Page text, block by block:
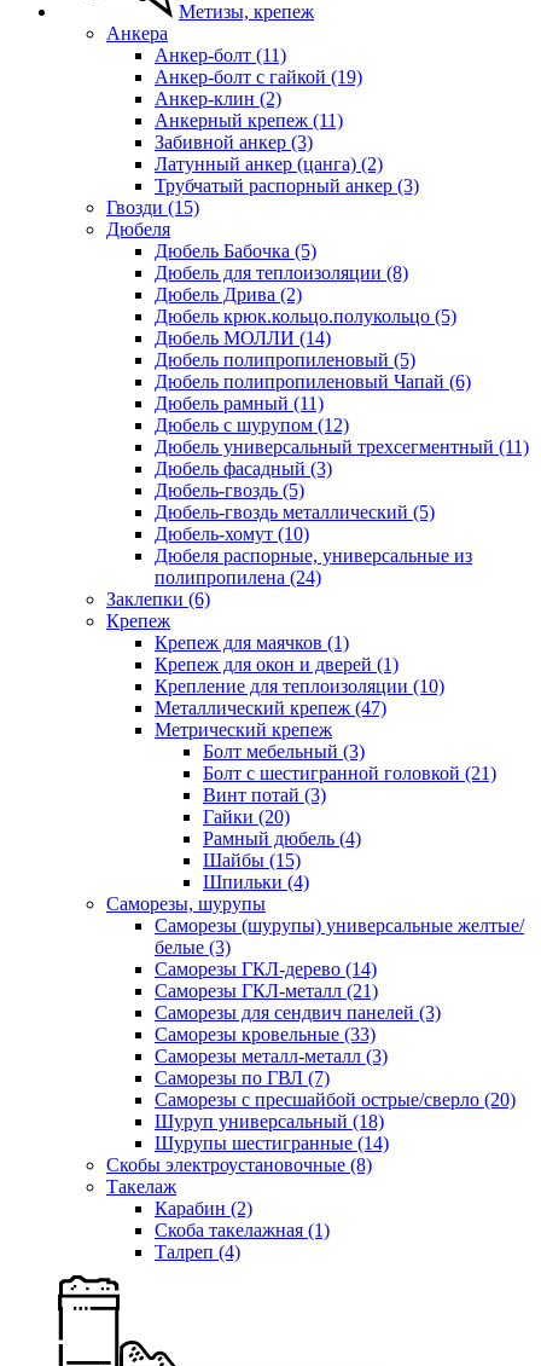
Метизы, крепеж
Анкера
Анкер-болт (11)
Анкер-болт с гайкой (19)
Анкер-клин (2)
Анкерный крепеж (11)
Забивной анкер (3)
Латунный анкер (цанга) (2)
Трубчатый распорный анкер (3)
Гвозди (15)
Дюбеля
Дюбель Бабочка (5)
Дюбель для теплоизоляции (8)
Дюбель Дрива (2)
Дюбель крюк.кольцо.полукольцо (5)
Дюбель МОЛЛИ (14)
Дюбель полипропиленовый (5)
Дюбель полипропиленовый Чапай (6)
Дюбель рамный (11)
Дюбель с шурупом (12)
Дюбель универсальный трехсегментный (11)
Дюбель фасадный (3)
Дюбель-гвоздь (5)
Дюбель-гвоздь металлический (5)
Дюбель-хомут (10)
Дюбеля распорные, универсальные из
полипропилена (24)
Заклепки (6)
Крепеж
Крепеж для маячков (1)
Крепеж для окон и дверей (1)
Крепление для теплоизоляции (10)
Металлический крепеж (47)
Метрический крепеж
Болт мебельный (3)
Болт с шестигранной головкой (21)
Винт потай (3)
Гайки (20)
Рамный дюбель (4)
Шайбы (15)
Шпильки (4)
Саморезы, шурупы
Саморезы (шурупы) универсальные желтые/
белые (3)
Саморезы ГКЛ-дерево (14)
Саморезы ГКЛ-металл (21)
Саморезы для сендвич панелей (3)
Саморезы кровельные (33)
Саморезы металл-металл (3)
Саморезы по ГВЛ (7)
Саморезы с пресшайбой острые/сверло (20)
Шуруп универсальный (18)
Шурупы шестигранные (14)
Скобы электроустановочные (8)
Такелаж
Карабин (2)
Скоба такелажная (1)
Талреп (4)